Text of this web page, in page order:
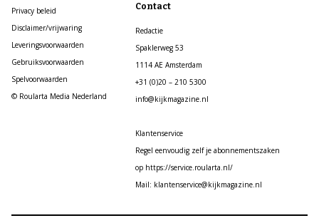
Privacy beleid
Disclaimer/vrijwaring
Leveringsvoorwaarden
Gebruiksvoorwaarden
Spelvoorwaarden
© Roularta Media Nederland
Contact
Redactie
Spaklerweg 53
1114 AE Amsterdam
+31 (0)20 – 210 5300
info@kijkmagazine.nl
Klantenservice
Regel eenvoudig zelf je abonnementszaken
op https://service.roularta.nl/
Mail: klantenservice@kijkmagazine.nl